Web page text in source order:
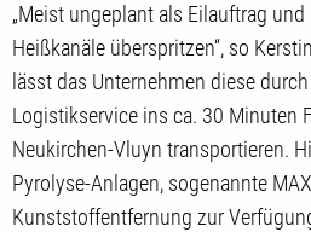
„Meist ungeplant als Eilauftrag
Heißkanäle überspritzen“, so
lässt das Unternehmen diese
Logistikservice ins ca. 30 Minuten
Neukirchen-Vluyn transportieren.
Pyrolyse-Anlagen, sogenannte
Kunststoffentfernung zur